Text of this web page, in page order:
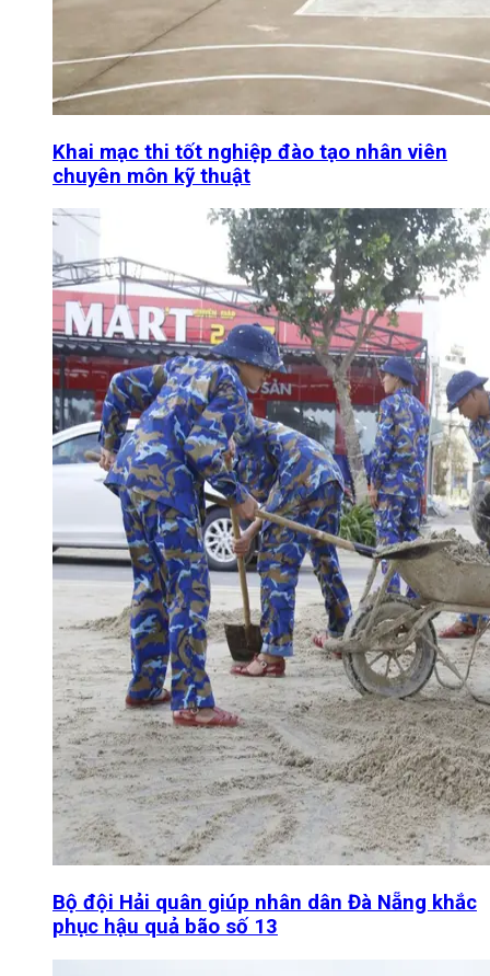
Khai mạc thi tốt nghiệp đào tạo nhân viên
chuyên môn kỹ thuật
Bộ đội Hải quân giúp nhân dân Đà Nẵng khắc
phục hậu quả bão số 13